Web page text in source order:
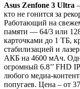
Asus Zenfone 3 Ultra
кто не гонится за
Работающий на
памяти — 64/3 или
карточками до 1 ТБ,
стабилизацией и
АКБ на 4600 мАч.
огромный 6.8’’ FHD
любого медиа-
попугаев. Цена – от